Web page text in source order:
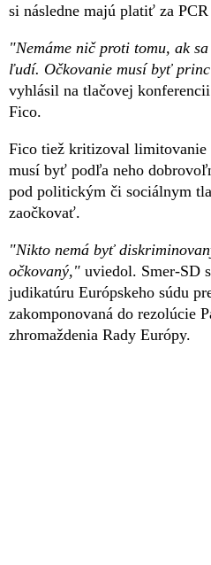
si následne majú platiť za PCR
"Nemáme nič proti tomu, ak
ľudí. Očkovanie musí byť
vyhlásil na tlačovej
Fico.
Fico tiež kritizoval
musí byť podľa neho
pod politickým či sociálnym
zaočkovať.
"Nikto nemá byť
očkovaný," uviedol. Smer-SD
judikatúru Európskeho súdu
zakomponovaná do rezolúcie
zhromaždenia Rady Európy.